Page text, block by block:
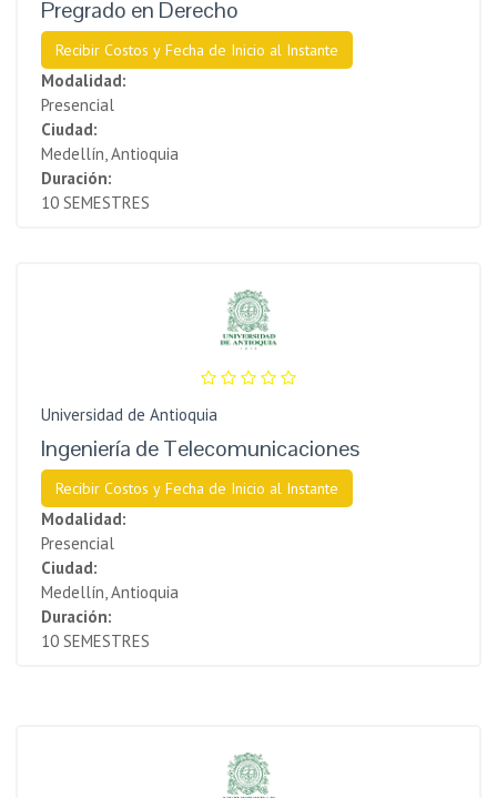
Pregrado en Derecho
Recibir Costos y Fecha de Inicio al Instante
Modalidad:
Presencial
Ciudad:
Medellín, Antioquia
Duración:
10 SEMESTRES
Universidad de Antioquia
Ingeniería de Telecomunicaciones
Recibir Costos y Fecha de Inicio al Instante
Modalidad:
Presencial
Ciudad:
Medellín, Antioquia
Duración:
10 SEMESTRES